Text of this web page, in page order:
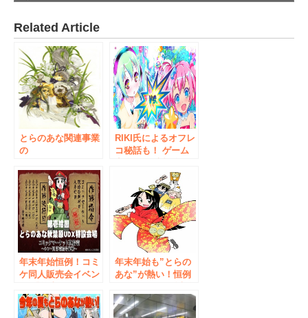
Related Article
とらのあな関連事業
の
が、秋葉原でギャラ
リー企画をスター
ト！第一弾として、
イラストレーター
「中村博文」氏によ
る原画展を開催。
RIKI氏によるオフレ
コ秘話も！ ゲーム
名限定トークイベン
ト 「激白！8BIT
AFTER HOURS」
2016年12月17日
（土）、秋葉原で開
催！
年末年始恒例！コミ
ケ同人販売会イベン
のあなUDX特設会
場』 「ドリフター
年末年始も”とらの
あな”が熱い！恒例
＋イベント企画『第
8回 とらのあなUDX